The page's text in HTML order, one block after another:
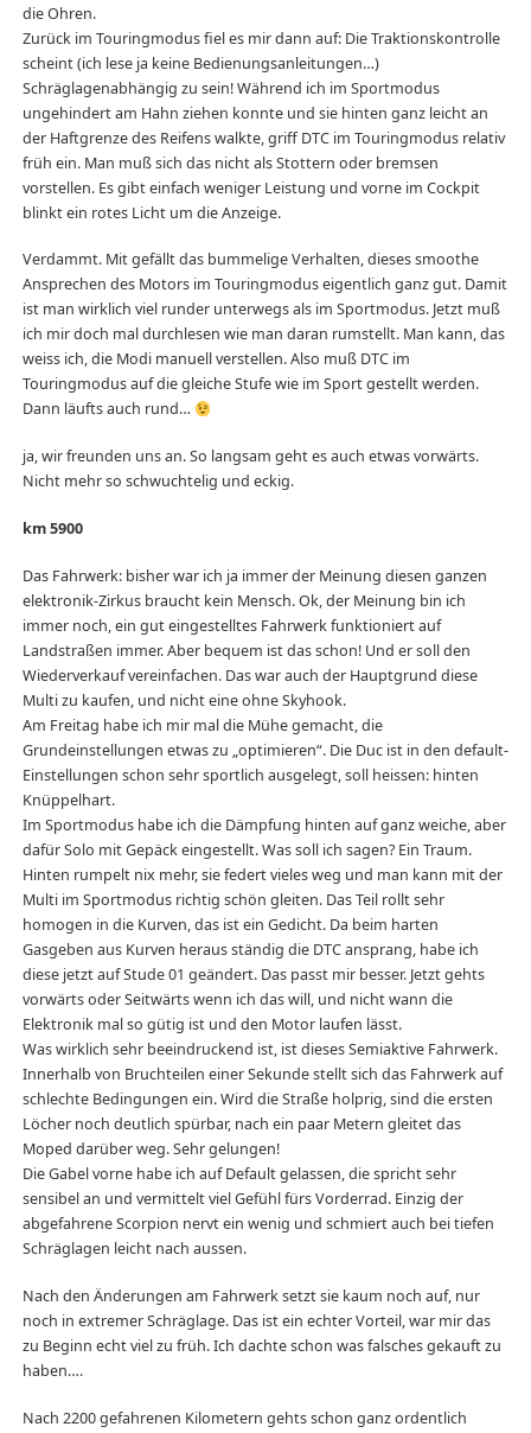
die Ohren.
Zurück im Touringmodus fiel es mir dann auf: Die Traktionskontrolle
scheint (ich lese ja keine Bedienungsanleitungen…)
Schräglagenabhängig zu sein! Während ich im Sportmodus
ungehindert am Hahn ziehen konnte und sie hinten ganz leicht an
der Haftgrenze des Reifens walkte, griff DTC im Touringmodus relativ
früh ein. Man muß sich das nicht als Stottern oder bremsen
vorstellen. Es gibt einfach weniger Leistung und vorne im Cockpit
blinkt ein rotes Licht um die Anzeige.
Verdammt. Mit gefällt das bummelige Verhalten, dieses smoothe
Ansprechen des Motors im Touringmodus eigentlich ganz gut. Damit
ist man wirklich viel runder unterwegs als im Sportmodus. Jetzt muß
ich mir doch mal durchlesen wie man daran rumstellt. Man kann, das
weiss ich, die Modi manuell verstellen. Also muß DTC im
Touringmodus auf die gleiche Stufe wie im Sport gestellt werden.
Dann läufts auch rund…
ja, wir freunden uns an. So langsam geht es auch etwas vorwärts.
Nicht mehr so schwuchtelig und eckig.
km 5900
Das Fahrwerk: bisher war ich ja immer der Meinung diesen ganzen
elektronik-Zirkus braucht kein Mensch. Ok, der Meinung bin ich
immer noch, ein gut eingestelltes Fahrwerk funktioniert auf
Landstraßen immer. Aber bequem ist das schon! Und er soll den
Wiederverkauf vereinfachen. Das war auch der Hauptgrund diese
Multi zu kaufen, und nicht eine ohne Skyhook.
Am Freitag habe ich mir mal die Mühe gemacht, die
Grundeinstellungen etwas zu „optimieren“. Die Duc ist in den default-
Einstellungen schon sehr sportlich ausgelegt, soll heissen: hinten
Knüppelhart.
Im Sportmodus habe ich die Dämpfung hinten auf ganz weiche, aber
dafür Solo mit Gepäck eingestellt. Was soll ich sagen? Ein Traum.
Hinten rumpelt nix mehr, sie federt vieles weg und man kann mit der
Multi im Sportmodus richtig schön gleiten. Das Teil rollt sehr
homogen in die Kurven, das ist ein Gedicht. Da beim harten
Gasgeben aus Kurven heraus ständig die DTC ansprang, habe ich
diese jetzt auf Stude 01 geändert. Das passt mir besser. Jetzt gehts
vorwärts oder Seitwärts wenn ich das will, und nicht wann die
Elektronik mal so gütig ist und den Motor laufen lässt.
Was wirklich sehr beeindruckend ist, ist dieses Semiaktive Fahrwerk.
Innerhalb von Bruchteilen einer Sekunde stellt sich das Fahrwerk auf
schlechte Bedingungen ein. Wird die Straße holprig, sind die ersten
Löcher noch deutlich spürbar, nach ein paar Metern gleitet das
Moped darüber weg. Sehr gelungen!
Die Gabel vorne habe ich auf Default gelassen, die spricht sehr
sensibel an und vermittelt viel Gefühl fürs Vorderrad. Einzig der
abgefahrene Scorpion nervt ein wenig und schmiert auch bei tiefen
Schräglagen leicht nach aussen.
Nach den Änderungen am Fahrwerk setzt sie kaum noch auf, nur
noch in extremer Schräglage. Das ist ein echter Vorteil, war mir das
zu Beginn echt viel zu früh. Ich dachte schon was falsches gekauft zu
haben….
Nach 2200 gefahrenen Kilometern gehts schon ganz ordentlich